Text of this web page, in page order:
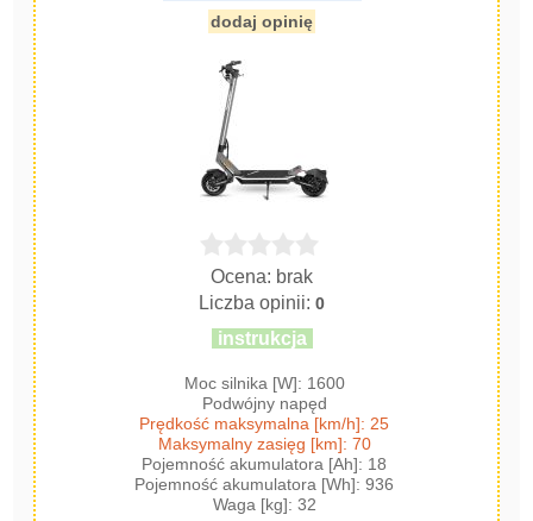
dodaj opinię
Ocena: brak
Liczba opinii:0
instrukcja
Moc silnika [W]: 1600
Podwójny napęd
Prędkość maksymalna [km/h]: 25
Maksymalny zasięg [km]: 70
Pojemność akumulatora [Ah]: 18
Pojemność akumulatora [Wh]: 936
Waga [kg]: 32